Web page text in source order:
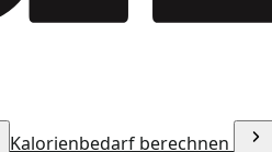
Kalorienbedarf berechnen